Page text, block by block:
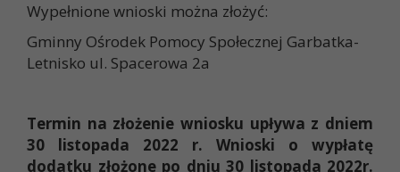
Wypełnione wnioski można złożyć:
Gminny Ośrodek Pomocy Społecznej Garbatka-
Letnisko ul. Spacerowa 2a
Termin na złożenie wniosku upływa z dniem
30 listopada 2022 r. Wnioski o wypłatę
dodatku złożone po dniu 30 listopada 2022r.